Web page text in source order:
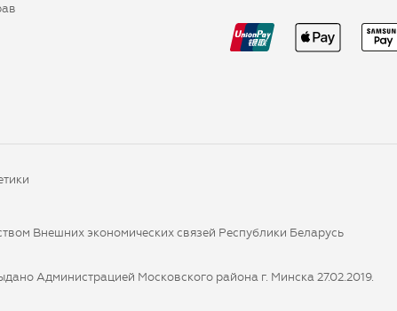
Внешних экономических связей Республики Беларусь
Администрацией Московского района г. Минска 27.02.2019.